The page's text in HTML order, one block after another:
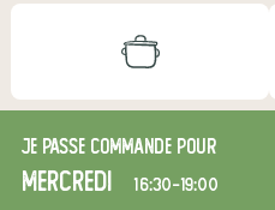
Je passe commande pour
mercredi 16:30-19:00